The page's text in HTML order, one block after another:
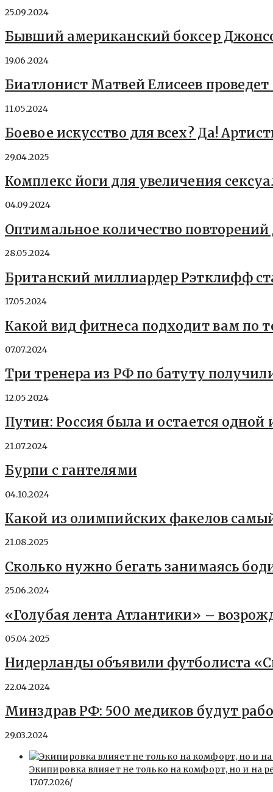
25.09.2024
Бывший американский боксер
19.06.2024
Биатлонист Матвей Елисеев
11.05.2024
Боевое искусство для всех? Да!
29.04.2025
Комплекс йоги для увеличения
04.09.2024
Оптимальное количество
28.05.2024
Британский миллиардер Рэтклифф
17.05.2024
Какой вид фитнеса подходит вам по
07.07.2024
Три тренера из РФ по батуту
12.05.2024
Путин: Россия была и остается
21.07.2024
Бурпи с гантелями
04.10.2024
Какой из олимпийских факелов
21.08.2025
Сколько нужно бегать занимаясь
25.06.2024
«Голубая лента Атлантики» –
05.04.2025
Нидерланды объявили футболиста
22.04.2024
Минздрав РФ: 500 медиков будут
29.03.2024
Экипировка влияет не только на комфорт, но и на
17.07.2026/